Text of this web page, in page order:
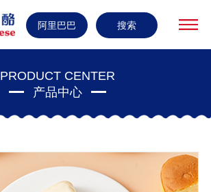
阿里巴巴 搜索
PRODUCT CENTER
产品中心